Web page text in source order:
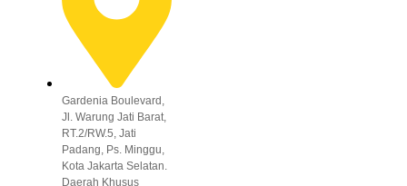
Gardenia Boulevard,
Jl. Warung Jati Barat,
RT.2/RW.5, Jati
Padang, Ps. Minggu,
Kota Jakarta Selatan.
Daerah Khusus